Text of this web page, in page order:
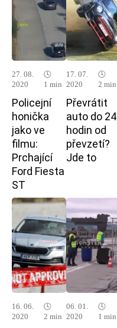
27. 08.
2020
🕓
1 min
Policejní
honička
jako ve
filmu:
Prchající
Ford Fiesta
ST
17. 07.
2020
🕓
2 min
Převrátit
auto do 24
hodin od
převzetí?
Jde to
16. 06.
2020
🕓
2 min
06. 01.
2020
🕓
1 min